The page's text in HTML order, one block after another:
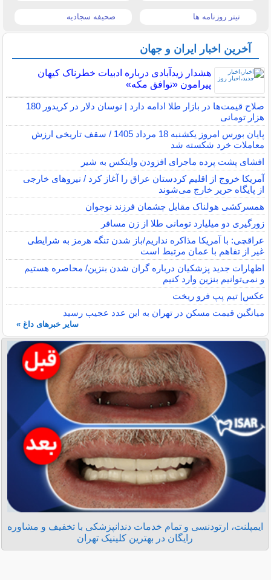
تیتر روزنامه ها صحیفه سجادیه
آخرین اخبار ایران و جهان
هشدار زیدآبادی درباره ادبیات خطرناک کیهان
پیرامون «توافق مکه»
صلاح قیمت‌ها در بازار طلا ادامه دارد | نوسان دلار در کریدور 180
هزار تومانی
پایان بورس امروز یکشنبه 18 مرداد 1405 / سقف تاریخی ارزش
معاملات خرد شکسته شد
افشای پشت پرده ماجرای افزودن وایتکس به شیر
آمریکا خروج از اقلیم کردستان عراق را آغاز کرد / نیروهای خارجی
از پایگاه حریر خارج می‌شوند
همسرکشی هولناک مقابل چشمان فرزند نوجوان
زورگیری دو میلیارد تومانی طلا از زن مسافر
عراقچی: با آمریکا مذاکره نداریم/باز شدن تنگه هرمز به شرایطی
غیر از تفاهم با عمان مرتبط است
اظهارات جدید پزشکیان درباره گران شدن بنزین/ محاصره هستیم
و نمی‌توانیم بنزین وارد کنیم
عکس| تیم پپ فرو ریخت
میانگین قیمت مسکن در تهران به این عدد عجیب رسید
سایر خبرهای داغ »
ایمپلنت، ارتودنسی و تمام خدمات دندانپزشکی با تخفیف و مشاوره
رایگان در بهترین کلینیک تهران